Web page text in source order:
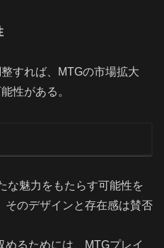
すれば、MTGの市場拡大
性がある。
な魅力をもたらす可能性を
そのデザインと存在感は賛否
るためには、MTGプレイ